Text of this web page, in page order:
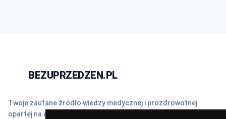
BEZUPRZEDZEN.PL
Twoje zaufane źródło wiedzy medycznej i prozdrowotnej
opartej na dowodach naukowych (EBM).